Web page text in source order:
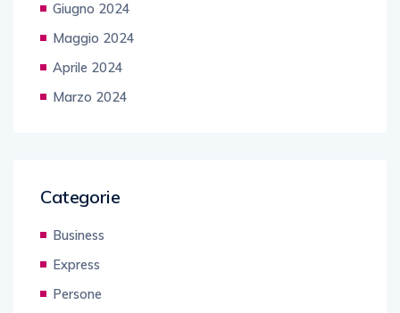
Giugno 2024
Maggio 2024
Aprile 2024
Marzo 2024
Categorie
Business
Express
Persone